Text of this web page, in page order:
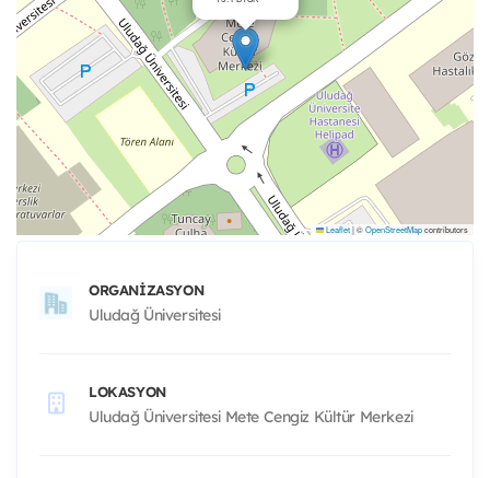
Leaflet|©OpenStreetMapcontributors
ORGANIZASYON
Uludağ Üniversitesi
LOKASYON
Uludağ Üniversitesi Mete Cengiz Kültür Merkezi